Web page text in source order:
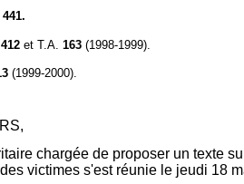
441.
et T.A. 163(1998-1999).
(1999-2000).
chargée de proposer un texte
victimes s'est réunie le jeudi 18